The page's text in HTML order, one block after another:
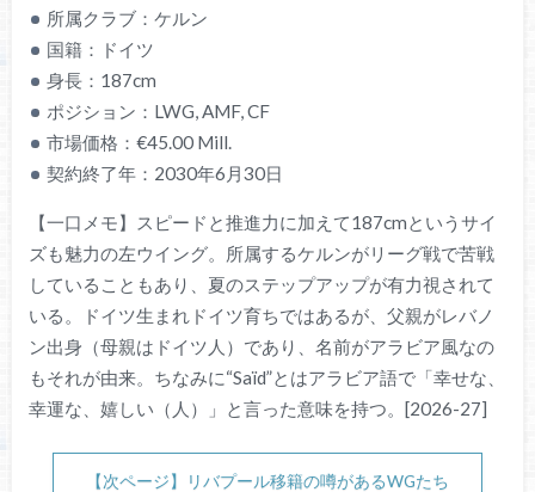
所属クラブ：ケルン
国籍：ドイツ
身長：187cm
ポジション：LWG, AMF, CF
市場価格：€45.00 Mill.
契約終了年：2030年6月30日
【一口メモ】スピードと推進力に加えて187cmというサイ
ズも魅力の左ウイング。所属するケルンがリーグ戦で苦戦
していることもあり、夏のステップアップが有力視されて
いる。ドイツ生まれドイツ育ちではあるが、父親がレバノ
ン出身（母親はドイツ人）であり、名前がアラビア風なの
もそれが由来。ちなみに“Saïd”とはアラビア語で「幸せな、
幸運な、嬉しい（人）」と言った意味を持つ。[2026-27]
【次ページ】リバプール移籍の噂があるWGたち